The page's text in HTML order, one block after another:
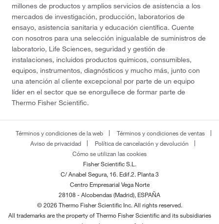
millones de productos y amplios servicios de asistencia a los
mercados de investigación, producción, laboratorios de
ensayo, asistencia sanitaria y educación científica. Cuente
con nosotros para una selección inigualable de suministros de
laboratorio, Life Sciences, seguridad y gestión de
instalaciones, incluidos productos químicos, consumibles,
equipos, instrumentos, diagnósticos y mucho más, junto con
una atención al cliente excepcional por parte de un equipo
líder en el sector que se enorgullece de formar parte de
Thermo Fisher Scientific.
Términos y condiciones de la web
Términos y condiciones de ventas
Aviso de privacidad
Política de cancelación y devolución
Cómo se utilizan las cookies
Fisher Scientific S.L.
C/ Anabel Segura, 16. Edif.2. Planta 3
Centro Empresarial Vega Norte
28108 - Alcobendas (Madrid), ESPAÑA
© 2026 Thermo Fisher Scientific Inc. All rights reserved.
All trademarks are the property of Thermo Fisher Scientific and its subsidiaries